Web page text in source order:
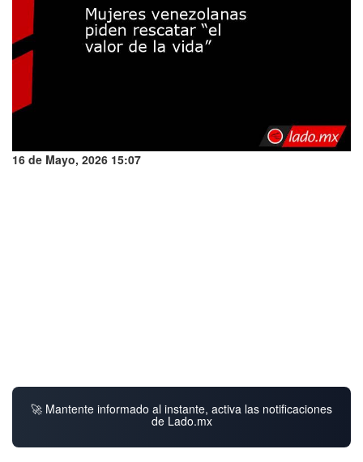
16 de Mayo, 2026 15:07
🚀 Mantente informado al instante, activa las notificaciones
de Lado.mx